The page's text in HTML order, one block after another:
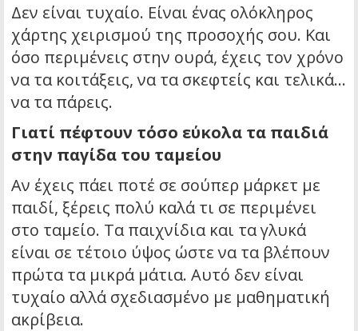
Δεν είναι τυχαίο. Είναι ένας ολόκληρος
χάρτης χειρισμού της προσοχής σου. Και
όσο περιμένεις στην ουρά, έχεις τον χρόνο
να τα κοιτάξεις, να τα σκεφτείς και τελικά…
να τα πάρεις.
Γιατί πέφτουν τόσο εύκολα τα παιδιά
στην παγίδα του ταμείου
Αν έχεις πάει ποτέ σε σούπερ μάρκετ με
παιδί, ξέρεις πολύ καλά τι σε περιμένει
στο ταμείο. Τα παιχνίδια και τα γλυκά
είναι σε τέτοιο ύψος ώστε να τα βλέπουν
πρώτα τα μικρά μάτια. Αυτό δεν είναι
τυχαίο αλλά σχεδιασμένο με μαθηματική
ακρίβεια.